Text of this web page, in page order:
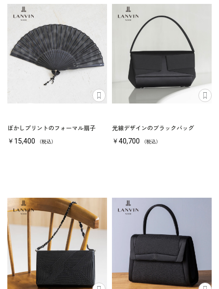
ぼかしプリントのフォーマル扇子
￥15,400 （税込）
光線デザインのブラックバッグ
￥40,700 （税込）